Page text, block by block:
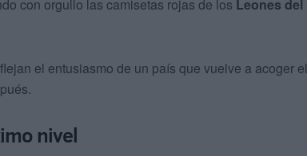
con orgullo las camisetas rojas de los Leones del
el entusiasmo de un país que vuelve a acoger el
nivel